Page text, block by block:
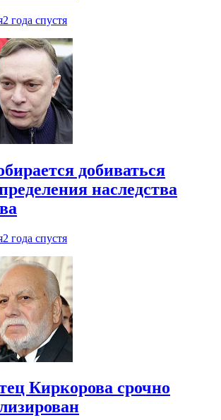
2 года спустя
добиваться
наследства
2 года спустя
Киркорова срочно